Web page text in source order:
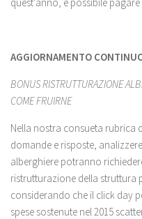
AGGIORNAMENTO
BONUS RISTRUTTURAZIONE
COME FRUIRNE
Nella nostra consueta rubrica
domande e risposte,
alberghiere potranno
ristrutturazione della struttura
considerando che il click day
spese sostenute nel 2015